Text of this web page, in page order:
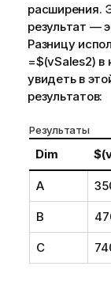
расширения.
результат —
Разницу
=$(vSales2) в
увидеть в
результатов:
Результаты
Dim
A
B
C